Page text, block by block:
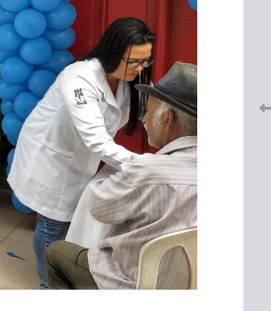
AL renova parceria com
SP e garante continuidade
acesso gratuito à Academia
de Farmácia
de maio de 2026